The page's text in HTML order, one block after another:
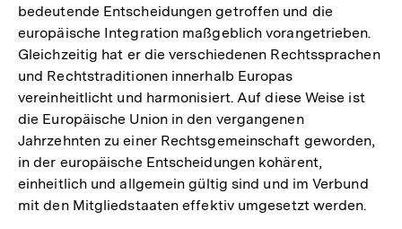
bedeutende Entscheidungen getroffen und die
europäische Integration maßgeblich vorangetrieben.
Gleichzeitig hat er die verschiedenen Rechtssprachen
und Rechtstraditionen innerhalb Europas
vereinheitlicht und harmonisiert. Auf diese Weise ist
die Europäische Union in den vergangenen
Jahrzehnten zu einer Rechtsgemeinschaft geworden,
in der europäische Entscheidungen kohärent,
einheitlich und allgemein gültig sind und im Verbund
mit den Mitgliedstaaten effektiv umgesetzt werden.